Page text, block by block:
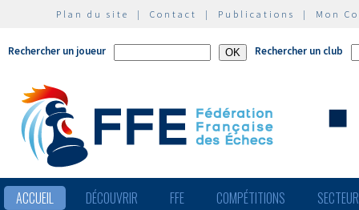
Plan du site | Contact | Publications | Mon
Rechercher un joueur Rechercher un club
ACCUEIL DÉCOUVRIR FFE COMPÉTITIONS